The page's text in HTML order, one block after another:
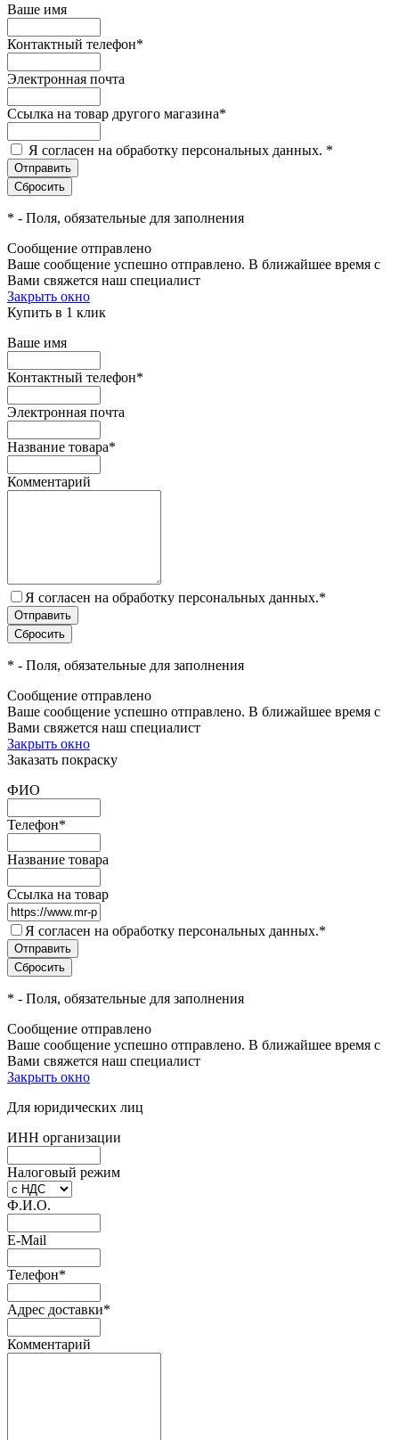
Ваше имя
Контактный телефон*
Электронная почта
Ссылка на товар другого магазина*
Я согласен на обработку персональных данных. *
* - Поля, обязательные для заполнения
Сообщение отправлено
Ваше сообщение успешно отправлено. В ближайшее время с
Вами свяжется наш специалист
Закрыть окно
Купить в 1 клик
Ваше имя
Контактный телефон*
Электронная почта
Название товара*
Комментарий
Я согласен на обработку персональных данных.*
* - Поля, обязательные для заполнения
Сообщение отправлено
Ваше сообщение успешно отправлено. В ближайшее время с
Вами свяжется наш специалист
Закрыть окно
Заказать покраску
ФИО
Телефон*
Название товара
Ссылка на товар
Я согласен на обработку персональных данных.*
* - Поля, обязательные для заполнения
Сообщение отправлено
Ваше сообщение успешно отправлено. В ближайшее время с
Вами свяжется наш специалист
Закрыть окно
Для юридических лиц
ИНН организации
Налоговый режим
Ф.И.О.
E-Mail
Телефон*
Адрес доставки*
Комментарий